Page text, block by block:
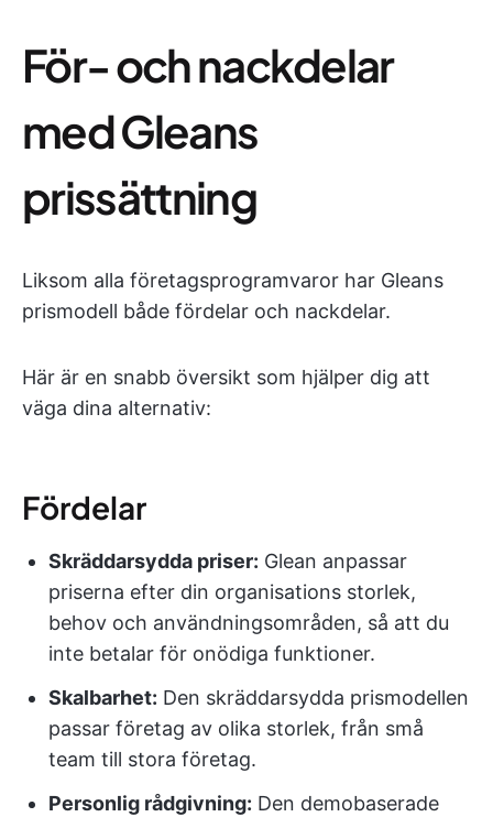
För- och nackdelar
med Gleans
prissättning
Liksom alla företagsprogramvaror har Gleans
prismodell både fördelar och nackdelar.
Här är en snabb översikt som hjälper dig att
väga dina alternativ:
Fördelar
Skräddarsydda priser: Glean anpassar
priserna efter din organisations storlek,
behov och användningsområden, så att du
inte betalar för onödiga funktioner.
Skalbarhet: Den skräddarsydda prismodellen
passar företag av olika storlek, från små
team till stora företag.
Personlig rådgivning: Den demobaserade